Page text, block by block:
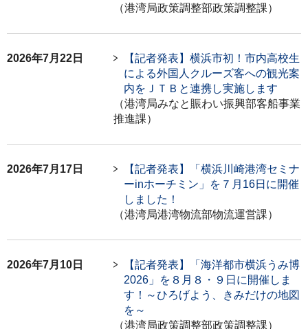
（港湾局政策調整部政策調整課）
2026年7月22日
【記者発表】横浜市初！市内高校生
による外国人クルーズ客への観光案
内をＪＴＢと連携し実施します
（港湾局みなと賑わい振興部客船事業
推進課）
2026年7月17日
【記者発表】「横浜川崎港湾セミナ
ーinホーチミン」を７月16日に開催
しました！
（港湾局港湾物流部物流運営課）
2026年7月10日
【記者発表】「海洋都市横浜うみ博
2026」を８月８・９日に開催しま
す！～ひろげよう、きみだけの地図
を～
（港湾局政策調整部政策調整課）